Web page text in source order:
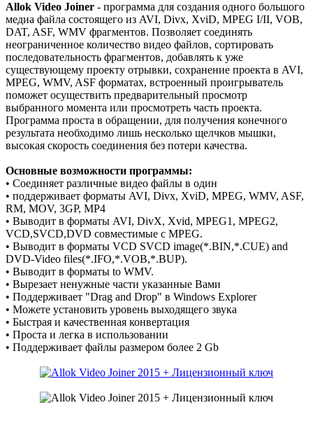
Allok Video Joiner - программа для создания одного большого
медиа файла состоящего из AVI, Divx, XviD, MPEG I/II, VOB,
DAT, ASF, WMV фрагментов. Позволяет соединять
неограниченное количество видео файлов, сортировать
последовательность фрагментов, добавлять к уже
существующему проекту отрывки, сохранение проекта в AVI,
MPEG, WMV, ASF форматах, встроенный проигрыватель
поможет осуществить предварительный просмотр
выбранного момента или просмотреть часть проекта.
Программа проста в обращении, для получения конечного
результата необходимо лишь несколько щелчков мышки,
высокая скорость соединения без потери качества.
Основные возможности программы:
• Соединяет различные видео файлы в один
• поддерживает форматы AVI, Divx, XviD, MPEG, WMV, ASF,
RM, MOV, 3GP, MP4
• Выводит в форматы AVI, DivX, Xvid, MPEG1, MPEG2,
VCD,SVCD,DVD совместимые с MPEG.
• Выводит в форматы VCD SVCD image(*.BIN,*.CUE) and
DVD-Video files(*.IFO,*.VOB,*.BUP).
• Выводит в форматы to WMV.
• Вырезает ненужные части указанные Вами
• Поддерживает "Drag and Drop" в Windows Explorer
• Можете установить уровень выходящего звука
• Быстрая и качественная конвертация
• Проста и легка в использовании
• Поддерживает файлы размером более 2 Gb